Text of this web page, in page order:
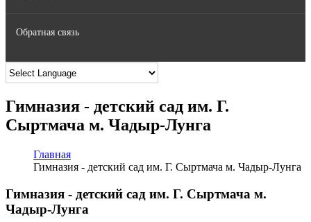
Прозрачность
Инклюзивное образование
Образовательные интернет-ресурсы
Олимпиады
Новости
Фото
Видео
Обратная связь
Контактная информация
Опросы и анкеты
Гимназия - детский сад им. Г.
Сыртмача м. Чадыр-Лунга
Главная
Гимназия - детский сад им. Г. Сыртмача м. Чадыр-Лунга
Гимназия - детский сад им. Г. Сыртмача м.
Чадыр-Лунга